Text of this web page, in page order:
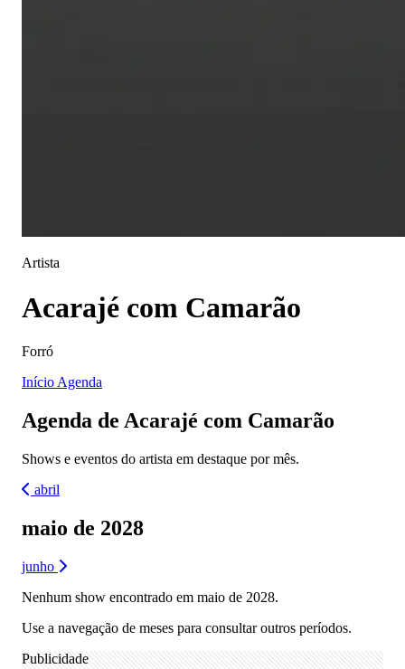
Artista
Acarajé com Camarão
Forró
Início Agenda
Agenda de Acarajé com Camarão
Shows e eventos do artista em destaque por mês.
abril
maio de 2028
junho
Nenhum show encontrado em maio de 2028.
Use a navegação de meses para consultar outros períodos.
Publicidade